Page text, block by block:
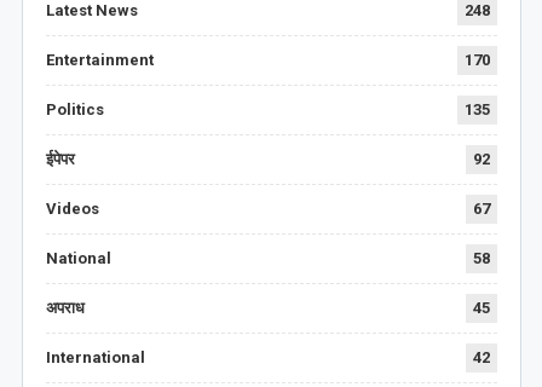
Latest News 248
Entertainment 170
Politics 135
ईपेपर 92
Videos 67
National 58
अपराध 45
International 42